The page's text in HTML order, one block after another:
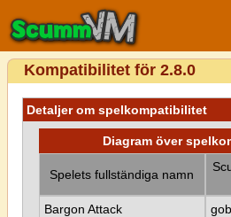
Kompatibilitet för 2.8.0
Detaljer om spelkompatibilitet
Diagram över
Spelets fullständiga namn
Bargon Attack